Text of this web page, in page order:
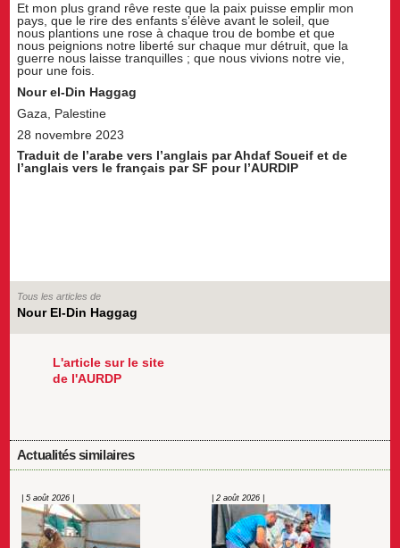
Et mon plus grand rêve reste que la paix puisse emplir mon
pays, que le rire des enfants s’élève avant le soleil, que
nous plantions une rose à chaque trou de bombe et que
nous peignions notre liberté sur chaque mur détruit, que la
guerre nous laisse tranquilles ; que nous vivions notre vie,
pour une fois.
Nour el-Din Haggag
Gaza, Palestine
28 novembre 2023
Traduit de l’arabe vers l’anglais par Ahdaf Soueif et de
l’anglais vers le français par SF pour l’AURDIP
Tous les articles de
Nour El-Din Haggag
L'article sur le site
de l'AURDP
Actualités similaires
| 5 août 2026 | | 2 août 2026 |